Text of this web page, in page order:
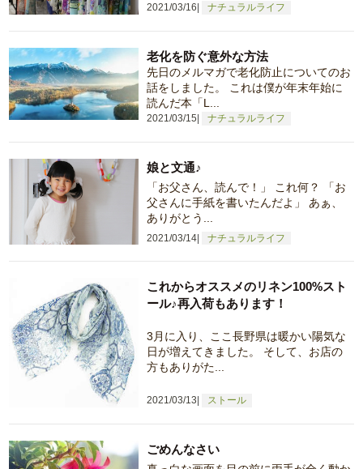
2021/03/16 ナチュラルライフ
2021/03/15 ナチュラルライフ
老化を防ぐ意外な方法
先日のメルマガで老化防止についてのお
話をしました。 これは僕が年末年始に
読んだ本「L...
2021/03/14 ナチュラルライフ
娘と文通♪
「お父さん、読んで！」 これ何？ 「お
父さんに手紙を書いたんだよ」 あぁ、
ありがとう...
2021/03/13 ストール
これからオススメのリネン100%スト
ール♪再入荷もあります！
3月に入り、ここ長野県は暖かい陽気な
日が増えてきました。 そして、お店の
方もありがた...
ごめんなさい